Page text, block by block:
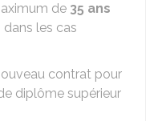
de 35 ans
dans les cas
contrat pour
diplôme supérieur